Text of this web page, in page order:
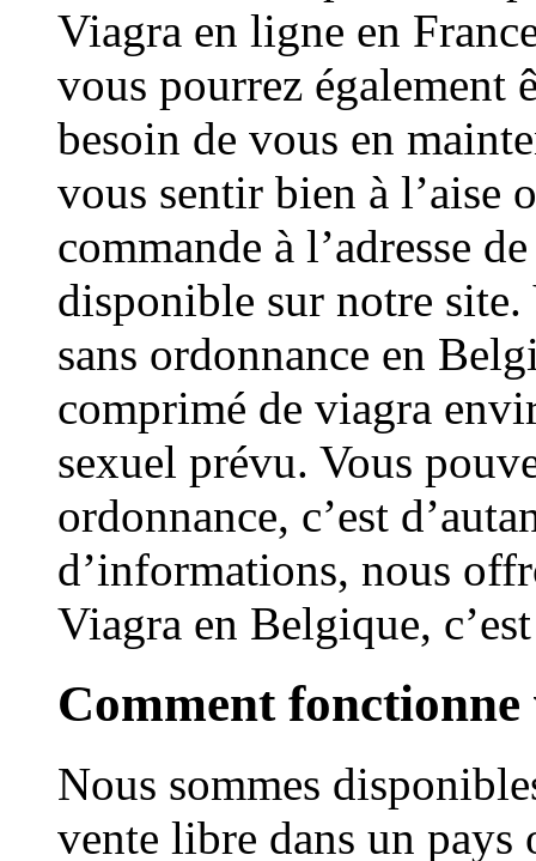
Viagra en ligne en
vous pourrez également
besoin de vous en
vous sentir bien à l’aise
commande à l’adresse
disponible sur notre site.
sans ordonnance en
comprimé de viagra
sexuel prévu. Vous
ordonnance, c’est
d’informations, nous
Viagra en Belgique,
Comment
Nous sommes
vente libre dans un pays